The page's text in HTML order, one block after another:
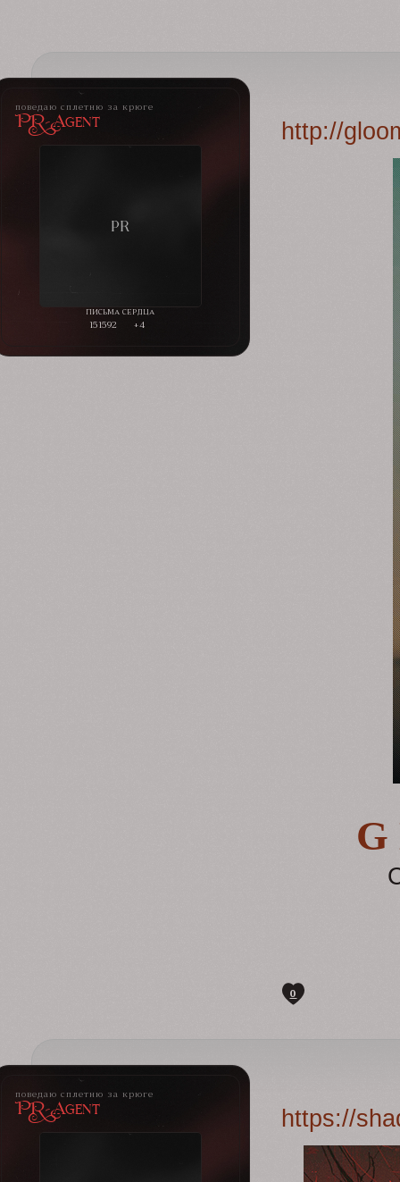
поведаю сплетню за крюге
PR-Agent
151592 +4
http://
0
поведаю сплетню за крюге
PR-Agent https://